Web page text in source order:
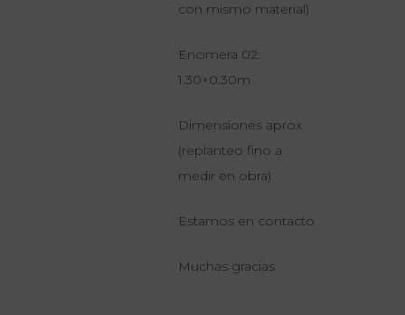
con mismo material)
Encimera 02:
1.30×0.30m
Dimensiones aprox
(replanteo fino a
medir en obra)
Estamos en contacto
Muchas gracias